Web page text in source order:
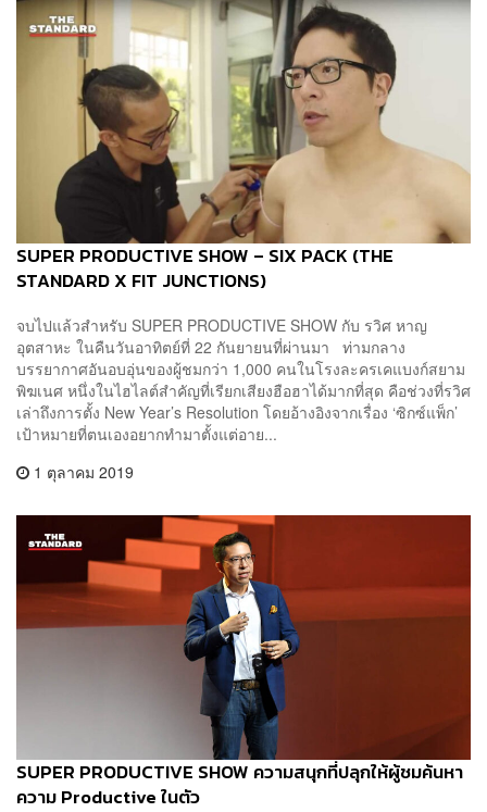
SUPER PRODUCTIVE SHOW – SIX PACK (THE
STANDARD X FIT JUNCTIONS)
จบไปแล้วสำหรับ SUPER PRODUCTIVE SHOW กับ รวิศ หาญ
อุตสาหะ ในคืนวันอาทิตย์ที่ 22 กันยายนที่ผ่านมา ท่ามกลาง
บรรยากาศอันอบอุ่นของผู้ชมกว่า 1,000 คนในโรงละครเคแบงก์สยาม
พิฆเนศ หนึ่งในไฮไลต์สำคัญที่เรียกเสียงฮือฮาได้มากที่สุด คือช่วงที่รวิศ
เล่าถึงการตั้ง New Year’s Resolution โดยอ้างอิงจากเรื่อง ‘ซิกซ์แพ็ก’
เป้าหมายที่ตนเองอยากทำมาตั้งแต่อาย...
1 ตุลาคม 2019
SUPER PRODUCTIVE SHOW ความสนุกที่ปลุกให้ผู้ชมค้นหา
ความ Productive ในตัว